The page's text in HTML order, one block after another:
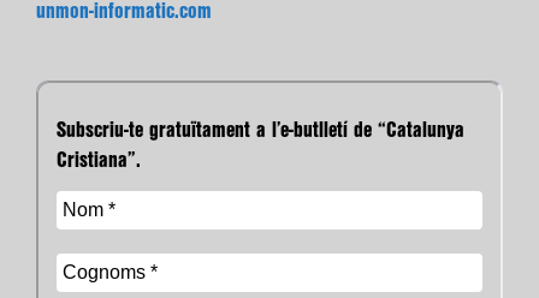
unmon-informatic.com
Subscriu-te gratuïtament a l’e-butlletí de “Catalunya
Cristiana”.